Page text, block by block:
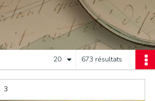
673 résultats
20
3